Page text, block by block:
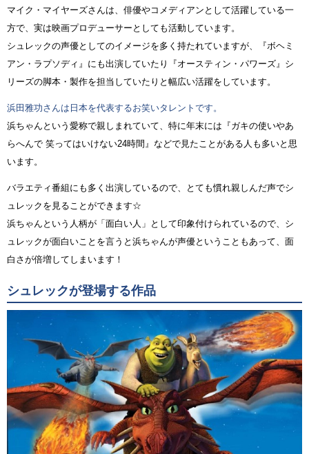
マイク・マイヤーズさんは、俳優やコメディアンとして活躍している一
方で、実は映画プロデューサーとしても活動しています。
シュレックの声優としてのイメージを多く持たれていますが、『ボヘミ
アン・ラプソディ』にも出演していたり『オースティン・パワーズ』シ
リーズの脚本・製作を担当していたりと幅広い活躍をしています。
浜田雅功さんは日本を代表するお笑いタレントです。
浜ちゃんという愛称で親しまれていて、特に年末には『ガキの使いやあ
らへんで 笑ってはいけない24時間』などで見たことがある人も多いと思
います。
バラエティ番組にも多く出演しているので、とても慣れ親しんだ声でシ
ュレックを見ることができます☆
浜ちゃんという人柄が「面白い人」として印象付けられているので、シ
ュレックが面白いことを言うと浜ちゃんが声優ということもあって、面
白さが倍増してしまいます！
シュレックが登場する作品